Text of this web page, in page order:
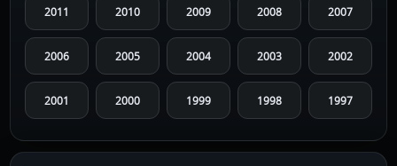
2011 2010 2009 2008 2007
2006 2005 2004 2003 2002
2001 2000 1999 1998 1997
1996 1995 1994 1993 1992